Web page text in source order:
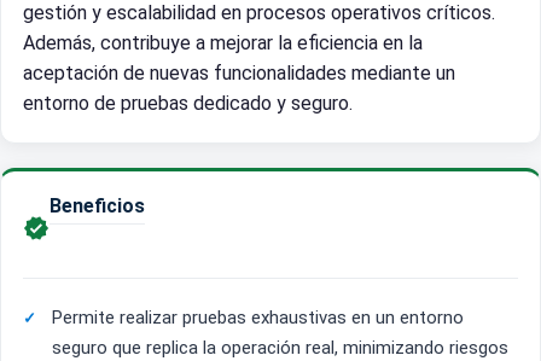
gestión y escalabilidad en procesos operativos críticos.
Además, contribuye a mejorar la eficiencia en la
aceptación de nuevas funcionalidades mediante un
entorno de pruebas dedicado y seguro.

Beneficios
Permite realizar pruebas exhaustivas en un entorno
seguro que replica la operación real, minimizando riesgos